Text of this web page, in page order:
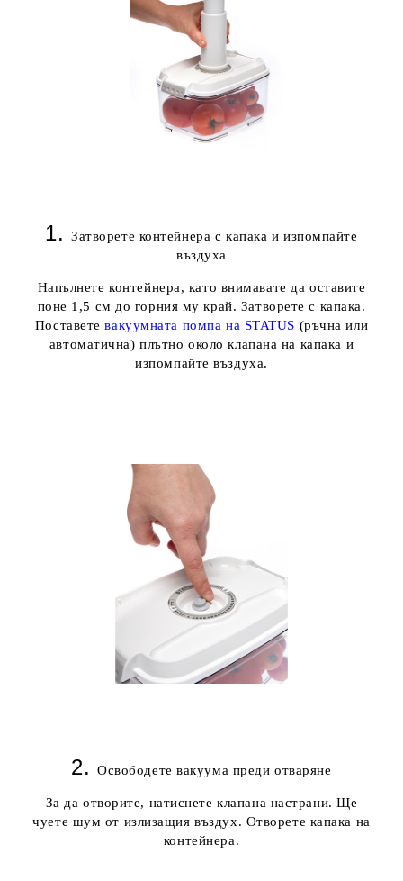
1.Затворете контейнера с капакa и изпомпайте
въздуха
Напълнете контейнера, като внимавате да оставите
поне 1,5 см до горния му край. Затворете с капака.
Поставетевакуумната помпа на STATUS (ръчна или
автоматична) плътно около клапана на капака и
изпомпайте въздуха.
2.Освободете вакуума преди отваряне
За да отворите, натиснете клапана настрани. Ще
чуете шум от излизащия въздух. Отворете капака на
контейнера.